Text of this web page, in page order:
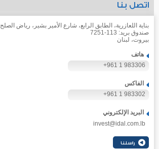
اتصل بنا
بناية اللعازرية، الطابق الرابع، شارع الأمير بشير، رياض الصلح
صندوق بريد: 113-7251
بيروت، لبنان
هاتف
+961 1 983306
الفاكس
+961 1 983302
البريد الإلكتروني
invest@idal.com.lb